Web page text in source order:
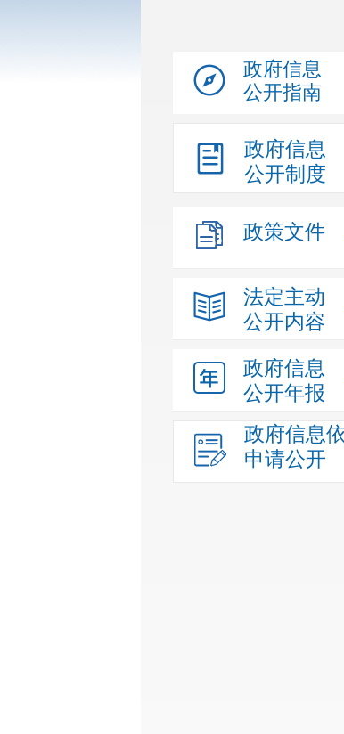
政府信息
公开指南
政府信息
公开制度
政策文件
法定主动
公开内容
政府信息
公开年报
政府信息
申请公开